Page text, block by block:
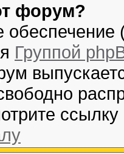
форум?
Группой
ссылку